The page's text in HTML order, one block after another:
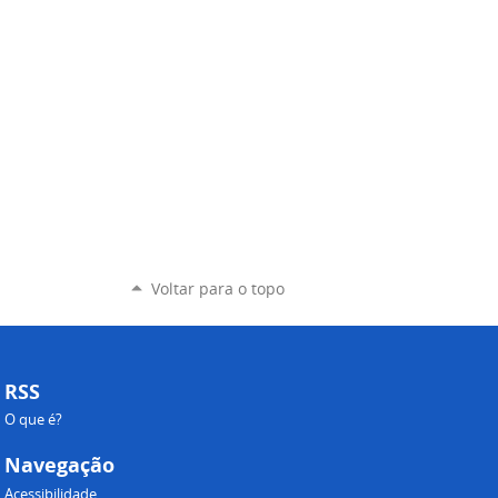
Voltar para o topo
RSS
O que é?
Navegação
Acessibilidade